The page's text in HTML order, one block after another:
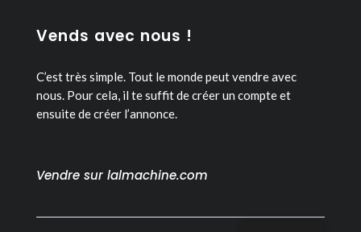
Vends avec nous !
C’est très simple. Tout le monde peut vendre avec
nous. Pour cela, il te suffit de créer un compte et
ensuite de créer l’annonce.
Vendre sur lalmachine.com